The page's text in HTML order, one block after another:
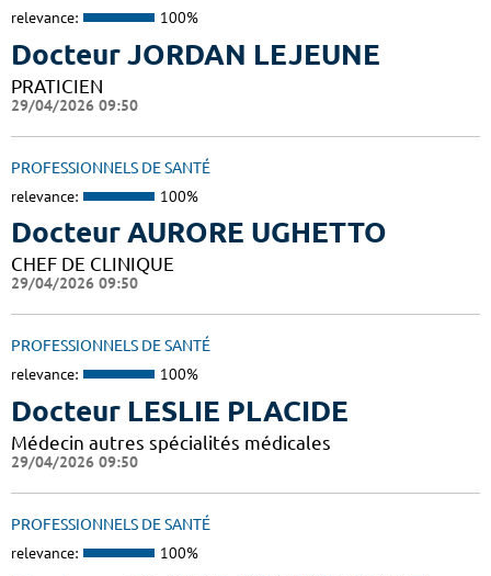
relevance: 100%
Docteur JORDAN LEJEUNE
PRATICIEN
29/04/2026 09:50
PROFESSIONNELS DE SANTÉ
relevance: 100%
Docteur AURORE UGHETTO
CHEF DE CLINIQUE
29/04/2026 09:50
PROFESSIONNELS DE SANTÉ
relevance: 100%
Docteur LESLIE PLACIDE
Médecin autres spécialités médicales
29/04/2026 09:50
PROFESSIONNELS DE SANTÉ
relevance: 100%